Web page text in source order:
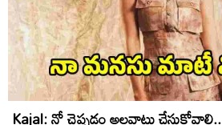
Kajal: నో చెప్పడం అలవాటు చేసుకోవాలి..